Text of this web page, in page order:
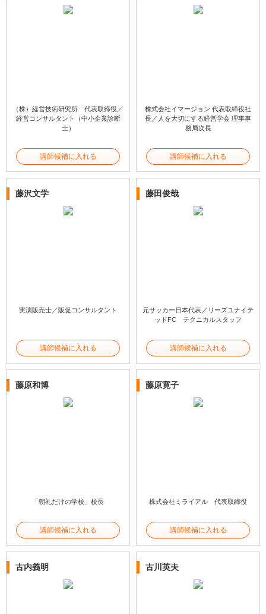
（株）経営技術研究所 代表取締役／
経営コンサルタント（中小企業診断
士）
講師候補に入れる
株式会社イマージョン 代表取締役社
長／人を大切にする経営学会 理事事
務局次長
講師候補に入れる
藤沢文学
実演販売士／販促コンサルタント
講師候補に入れる
藤田俊哉
元サッカー日本代表／リーズユナイテ
ッドFC テクニカルスタッフ
講師候補に入れる
藤原和博
「朝礼だけの学校」校長
講師候補に入れる
藤原寛子
株式会社ミライアル 代表取締役
講師候補に入れる
古内義明 古川英夫